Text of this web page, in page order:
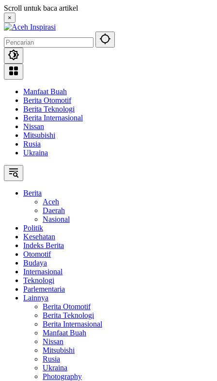
Langsung
ke
konten
Scroll untuk baca artikel
×
Manfaat Buah
Berita Otomotif
Berita Teknologi
Berita Internasional
Nissan
Mitsubishi
Rusia
Ukraina
Berita
Aceh
Daerah
Nasional
Politik
Kesehatan
Indeks Berita
Otomotif
Budaya
Internasional
Teknologi
Parlementaria
Lainnya
Berita Otomotif
Berita Teknologi
Berita Internasional
Manfaat Buah
Nissan
Mitsubishi
Rusia
Ukraina
Photography